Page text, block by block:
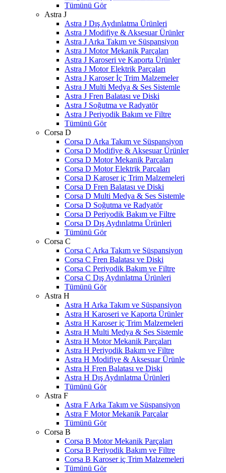
Tümünü Gör
Astra J
Astra J Dış Aydınlatma Ürünleri
Astra J Modifiye & Aksesuar Ürünler
Astra J Arka Takım ve Süspansiyon
Astra J Motor Mekanik Parçaları
Astra J Karoseri ve Kaporta Ürünler
Astra J Motor Elektrik Parçaları
Astra J Karoser İç Trim Malzemeler
Astra J Multi Medya & Ses Sistemle
Astra J Fren Balatası ve Diski
Astra J Soğutma ve Radyatör
Astra J Periyodik Bakım ve Filtre
Tümünü Gör
Corsa D
Corsa D Arka Takım ve Süspansiyon
Corsa D Modifiye & Aksesuar Ürünler
Corsa D Motor Mekanik Parçaları
Corsa D Motor Elektrik Parçaları
Corsa D Karoser iç Trim Malzemeleri
Corsa D Fren Balatası ve Diski
Corsa D Multi Medya & Ses Sistemle
Corsa D Soğutma ve Radyatör
Corsa D Periyodik Bakım ve Filtre
Corsa D Dış Aydınlatma Ürünleri
Tümünü Gör
Corsa C
Corsa C Arka Takım ve Süspansiyon
Corsa C Fren Balatası ve Diski
Corsa C Periyodik Bakım ve Filtre
Corsa C Dış Aydınlatma Ürünleri
Tümünü Gör
Astra H
Astra H Arka Takım ve Süspansiyon
Astra H Karoseri ve Kaporta Ürünler
Astra H Karoser iç Trim Malzemeleri
Astra H Multi Medya & Ses Sistemle
Astra H Motor Mekanik Parçaları
Astra H Periyodik Bakım ve Filtre
Astra H Modifiye & Aksesuar Ürünle
Astra H Fren Balatası ve Diski
Astra H Dış Aydınlatma Ürünleri
Tümünü Gör
Astra F
Astra F Arka Takım ve Süspansiyon
Astra F Motor Mekanik Parçalar
Tümünü Gör
Corsa B
Corsa B Motor Mekanik Parçaları
Corsa B Periyodik Bakım ve Filtre
Corsa B Karoser iç Trim Malzemeleri
Tümünü Gör